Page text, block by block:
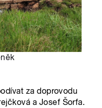
za doprovodu
a Josef Šorfa.